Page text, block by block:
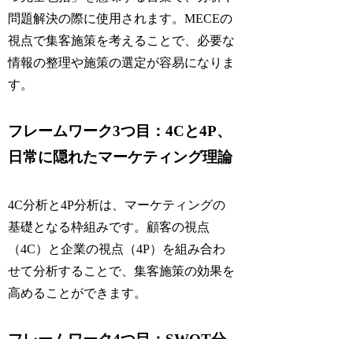
問題解決の際に使用されます。MECEの
視点で集客施策を考えることで、必要な
情報の整理や施策の選定が容易になりま
す。
フレームワーク3つ目：4Cと4P、
日常に隠れたマーケティング理論
4C分析と4P分析は、マーケティングの
基礎となる枠組みです。顧客の視点
（4C）と企業の視点（4P）を組み合わ
せて分析することで、集客施策の効果を
高めることができます。